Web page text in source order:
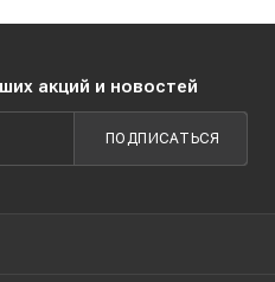
акций и новостей
ПОДПИСАТЬСЯ